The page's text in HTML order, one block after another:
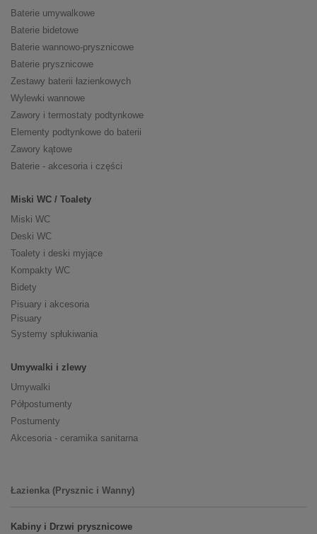
Baterie umywalkowe
Baterie bidetowe
Baterie wannowo-prysznicowe
Baterie prysznicowe
Zestawy baterii łazienkowych
Wylewki wannowe
Zawory i termostaty podtynkowe
Elementy podtynkowe do baterii
Zawory kątowe
Baterie - akcesoria i części
Miski WC / Toalety
Miski WC
Deski WC
Toalety i deski myjące
Kompakty WC
Bidety
Pisuary i akcesoria
Pisuary
Systemy spłukiwania
Umywalki i zlewy
Umywalki
Półpostumenty
Postumenty
Akcesoria - ceramika sanitarna
Łazienka (Prysznic i Wanny)
Kabiny i Drzwi prysznicowe